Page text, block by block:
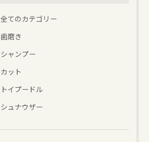
全てのカテゴリー
歯磨き
シャンプー
カット
トイプードル
シュナウザー